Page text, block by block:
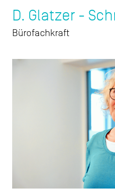
D. Glatzer -
Bürofachkraft